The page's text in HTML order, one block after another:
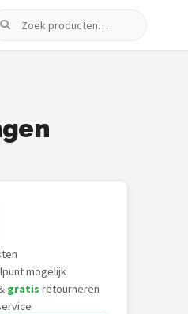
mogelijk
gratis retourneren